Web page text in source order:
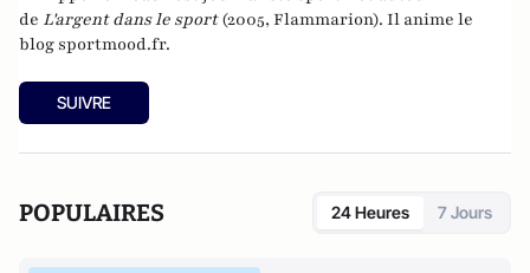
de L'argent dans le sport(2005, Flammarion). Il anime le
blog sportmood.fr.
SUIVRE
POPULAIRES 24 Heures 7 Jours